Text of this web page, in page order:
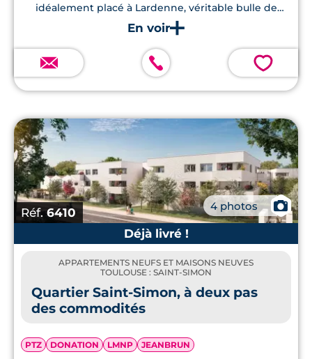
idéalement placé à Lardenne, véritable bulle de
calme en pleine Ville rose
💗
Réf.6410 4 photos
📷
Déjà livré !
APPARTEMENTS NEUFS ET MAISONS NEUVES
TOULOUSE : SAINT-SIMON
Quartier Saint-Simon, à deux pas
des commodités
PTZ DONATION LMNP JEANBRUN